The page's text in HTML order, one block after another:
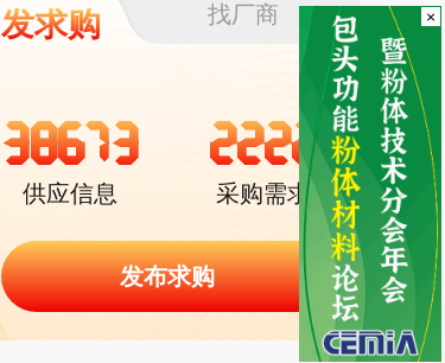
发求购 找厂商
38673
供应信息
2222
采购需求
发布求购
×